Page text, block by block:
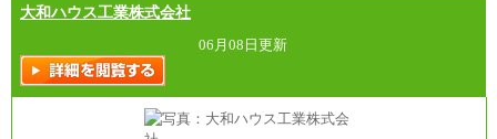
大和ハウス工業株式会社
06月08日更新